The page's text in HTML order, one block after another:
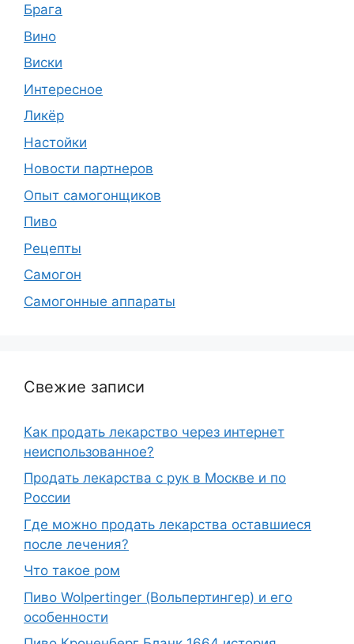
Брага
Вино
Виски
Интересное
Ликёр
Настойки
Новости партнеров
Опыт самогонщиков
Пиво
Рецепты
Самогон
Самогонные аппараты
Свежие записи
Как продать лекарство через интернет
неиспользованное?
Продать лекарства с рук в Москве и по
России
Где можно продать лекарства оставшиеся
после лечения?
Что такое ром
Пиво Wolpertinger (Вольпертингер) и его
особенности